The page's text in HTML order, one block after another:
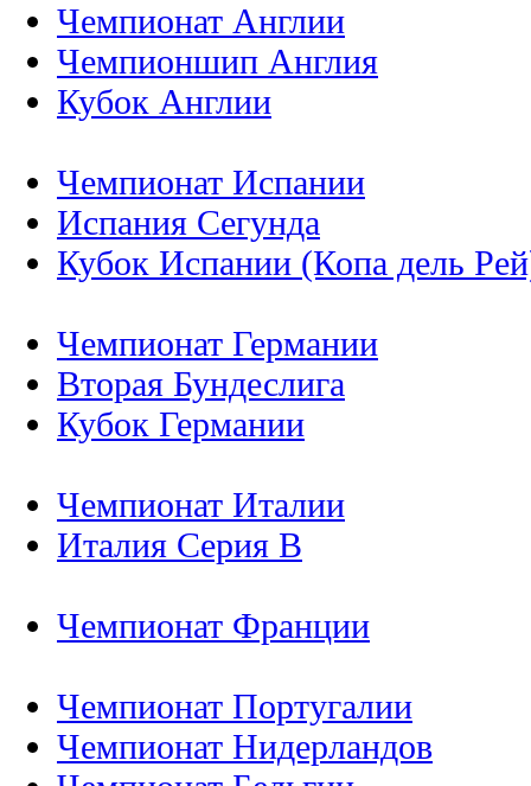
Чемпионат Англии
Чемпионшип Англия
Кубок Англии
Чемпионат Испании
Испания Сегунда
Кубок Испании (Копа дель
Чемпионат Германии
Вторая Бундеслига
Кубок Германии
Чемпионат Италии
Италия Серия B
Чемпионат Франции
Чемпионат Португалии
Чемпионат Нидерландов